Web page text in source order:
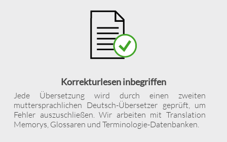
Korrekturlesen inbegriffen
Jede Übersetzung wird durch einen zweiten
muttersprachlichen Deutsch-Übersetzer geprüft, um
Fehler auszuschließen. Wir arbeiten mit Translation
Memorys, Glossaren und Terminologie-Datenbanken.